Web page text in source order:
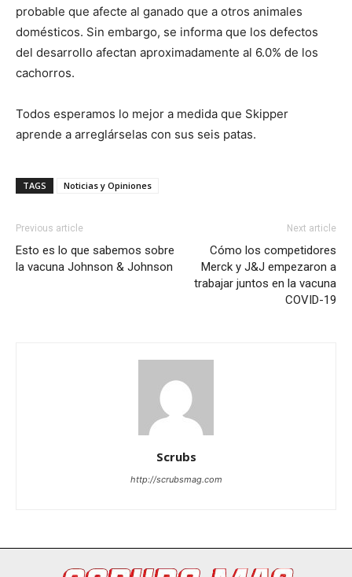
probable que afecte al ganado que a otros animales
domésticos. Sin embargo, se informa que los defectos
del desarrollo afectan aproximadamente al 6.0% de los
cachorros.
Todos esperamos lo mejor a medida que Skipper
aprende a arreglárselas con sus seis patas.
TAGS Noticias y Opiniones
Previous article
Esto es lo que sabemos sobre
la vacuna Johnson & Johnson
Next article
Cómo los competidores
Merck y J&J empezaron a
trabajar juntos en la vacuna
COVID-19
Scrubs
http://scrubsmag.com